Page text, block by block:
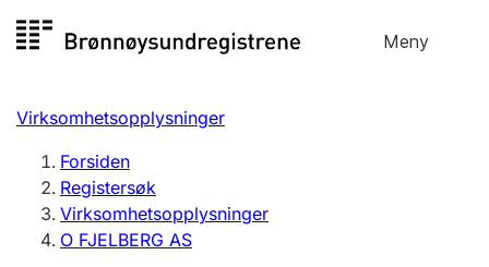
til
Meny
Registersøk
Aksjeselskap
Enkeltpersonforetak
Registrere, endre, slette
Virksomhetsopplysninger
Forsiden
Registersøk
Virksomhetsopplysninger
O FJELBERG AS